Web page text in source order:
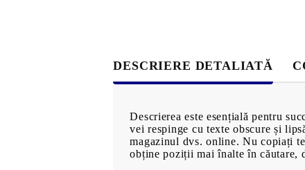
PREZENTARE 360°
OFERTE EXCLUSIVE
DESCRIERE DETALIATĂ
Descrierea este esențială pentru
vei respinge cu texte obscure și
magazinul dvs. online. Nu copiați
obține poziții mai înalte în căutare,